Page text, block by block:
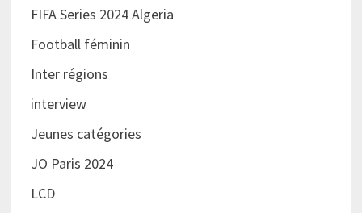
FIFA Series 2024 Algeria
Football féminin
Inter régions
interview
Jeunes catégories
JO Paris 2024
LCD